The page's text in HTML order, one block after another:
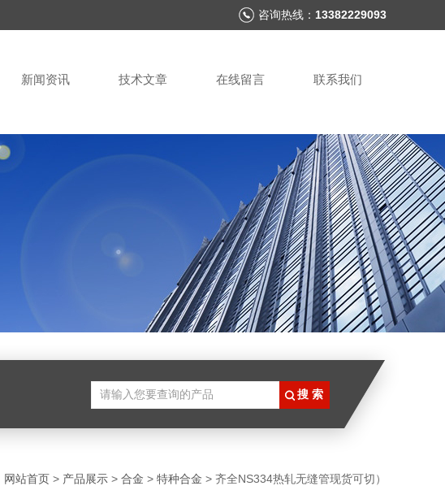
咨询热线： 13382229093
新闻资讯 技术文章 在线留言 联系我们
网站首页 > 产品展示 > 合金 > 特种合金 > 齐全NS334热轧无缝管现货可切）